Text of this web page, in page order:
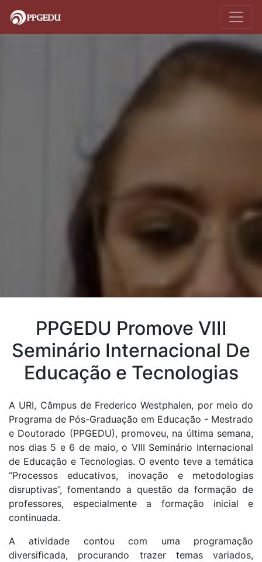
PPGEDU Promove VIII
Seminário Internacional De
Educação e Tecnologias
A URI, Câmpus de Frederico Westphalen, por meio do
Programa de Pós-Graduação em Educação - Mestrado
e Doutorado (PPGEDU), promoveu, na última semana,
nos dias 5 e 6 de maio, o VIII Seminário Internacional
de Educação e Tecnologias. O evento teve a temática
“Processos educativos, inovação e metodologias
disruptivas”, fomentando a questão da formação de
professores, especialmente a formação inicial e
continuada.
A atividade contou com uma programação
diversificada, procurando trazer temas variados,